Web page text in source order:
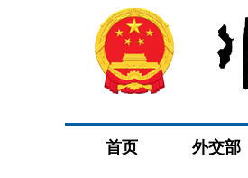
首页 外交部